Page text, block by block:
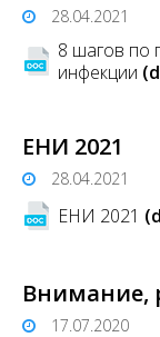
28.04.2021
8 шагов по
инфекции
ЕНИ 2021
28.04.2021
ЕНИ 2021
Внимание,
17.07.2020